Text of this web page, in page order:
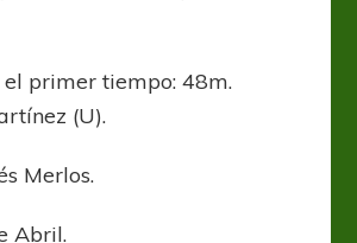
el primer tiempo: 48m.
(U).
Merlos.
Abril.